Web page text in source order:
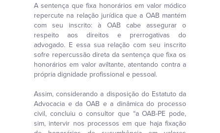
A sentença que fixa honorários em valor módico
repercute na relação jurídica que a OAB mantém
com seu inscrito: à OAB cabe assegurar o
respeito aos direitos e prerrogativas do
advogado. E essa sua relação com seu inscrito
sofre repercussão direta da sentença que fixa os
honorários em valor aviltante, atentando contra a
própria dignidade profissional e pessoal.
Assim, considerando a disposição do Estatuto da
Advocacia e da OAB e a dinâmica do processo
civil, concluiu o consultor que “a OAB-PE pode,
sim, intervir nos processos em que haja fixação